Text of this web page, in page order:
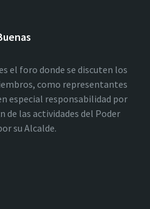
el foro donde se discuten los
como representantes
especial responsabilidad por
de las actividades del Poder
su Alcalde.